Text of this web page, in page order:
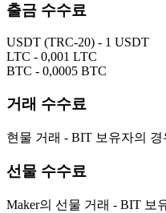
출금 수수료
USDT (TRC-20) - 1 USDT
LTC - 0,001 LTC
BTC - 0,0005 BTC
거래 수수료
현물 거래 - BIT 보유자의
선물 수수료
Maker의 선물 거래 - BIT 보